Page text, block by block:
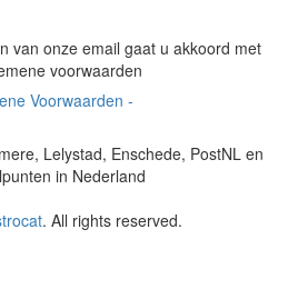
van onze email gaat u akkoord met
voorwaarden
Voorwaarden -
Lelystad, Enschede, PostNL en
in Nederland
. All rights reserved.